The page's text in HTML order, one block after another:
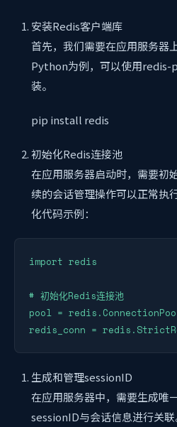
安装Redis客户端库
首先，我们需要在应用服务器
Python为例，可以使用redis-
装。
pip install redis
初始化Redis连接池
在应用服务器启动时，需要初
续的会话管理操作可以正常执
化代码示例：
import redis
# 初始化Redis连接池
pool =
redis_conn =
生成和管理sessionID
在应用服务器中，需要生成唯
sessionID与会话信息进行关